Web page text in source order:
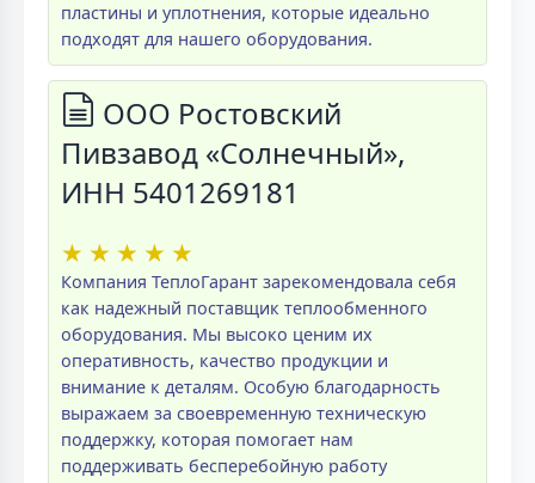
пластины и уплотнения, которые идеально
подходят для нашего оборудования.
ООО Ростовский
Пивзавод «Солнечный»,
ИНН 5401269181
★ ★ ★ ★ ★
Компания ТеплоГарант зарекомендовала себя
как надежный поставщик теплообменного
оборудования. Мы высоко ценим их
оперативность, качество продукции и
внимание к деталям. Особую благодарность
выражаем за своевременную техническую
поддержку, которая помогает нам
поддерживать бесперебойную работу